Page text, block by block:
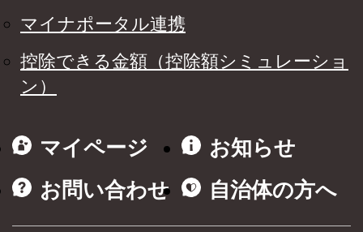
マイナポータル連携
控除できる金額（控除額シミュレーショ
ン）
マイページ
お知らせ
お問い合わせ
自治体の方へ